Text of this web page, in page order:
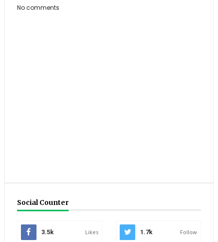
No comments
Social Counter
3.5k Likes 1.7k Follow